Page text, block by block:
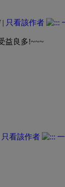
| 只看該作者
益良多!~~~
只看該作者